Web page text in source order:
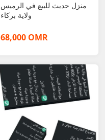
منزل حديث للبيع في الرميس
ولاية بركاء
68,000 OMR